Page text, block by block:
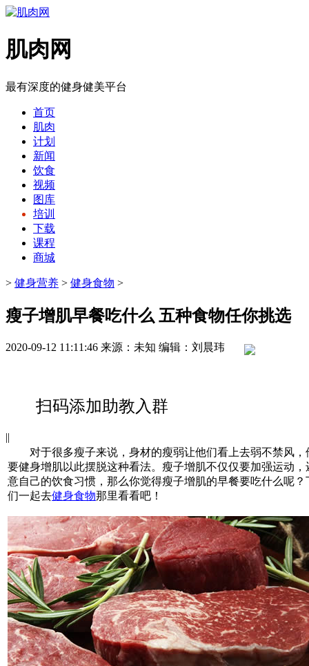
肌肉网
最有深度的健身健美平台
首页
肌肉
计划
新闻
饮食
视频
图库
培训
下载
课程
商城
> 健身营养 > 健身食物 >
瘦子增肌早餐吃什么 五种食物任你挑选
2020-09-12 11:11:46 来源：未知 编辑：刘晨玮
扫码添加助教入群
||
对于很多瘦子来说，身材的瘦弱让他们看上去弱不禁风，
要健身增肌以此摆脱这种看法。瘦子增肌不仅仅要加强运动，
意自己的饮食习惯，那么你觉得瘦子增肌的早餐要吃什么呢？
们一起去健身食物那里看看吧！